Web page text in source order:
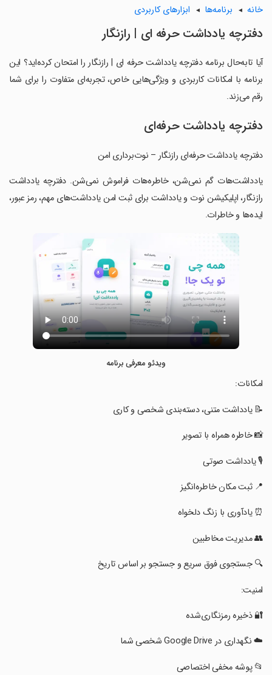
خانه برنامه‌ها ابزارهای کاربردی
‏‏‏‏‏‏‏دفترچه یادداشت حرفه ای | رازنگار
آیا تابه‌حال برنامه ‏‏‏‏‏‏‏دفترچه یادداشت حرفه ای | رازنگار را امتحان کرده‌اید؟ این
برنامه با امکانات کاربردی و ویژگی‌هایی خاص، تجربه‌ای متفاوت را برای شما
رقم می‌زند.
دفترچه یادداشت حرفه‌ای
‏‏‏‏‏‏دفترچه یادداشت حرفه‌ای رازنگار – نوت‌برداری امن
‏‏‏‏‏‏یادداشت‌هات گم نمی‌شن، خاطره‌هات فراموش نمی‌شن. دفترچه یادداشت
رازنگار، اپلیکیشن نوت و یادداشت برای ثبت امن یادداشت‌های مهم، رمز عبور،
ایده‌ها و خاطرات.
ویدئو معرفی برنامه
‏‏‏‏‏‏امکانات:
‏‏‏‏‏‏📝 یادداشت متنی، دسته‌بندی شخصی و کاری
‏‏‏‏‏‏📸 خاطره همراه با تصویر
‏‏‏‏‏‏🎙️ یادداشت صوتی
‏‏‏‏‏‏📍 ثبت مکان خاطره‌انگیز
‏‏‏‏‏‏⏰ یادآوری با زنگ دلخواه
‏‏‏‏‏‏👥 مدیریت مخاطبین
‏‏‏‏‏‏🔍 جستجوی فوق سریع و جستجو بر اساس تاریخ
‏‏‏‏‏‏امنیت:
‏‏‏‏‏‏🔐 ذخیره رمزنگاری‌شده
‏‏‏‏‏‏☁️ نگهداری در Google Drive شخصی شما
‏‏‏‏‏‏📂 پوشه مخفی اختصاصی